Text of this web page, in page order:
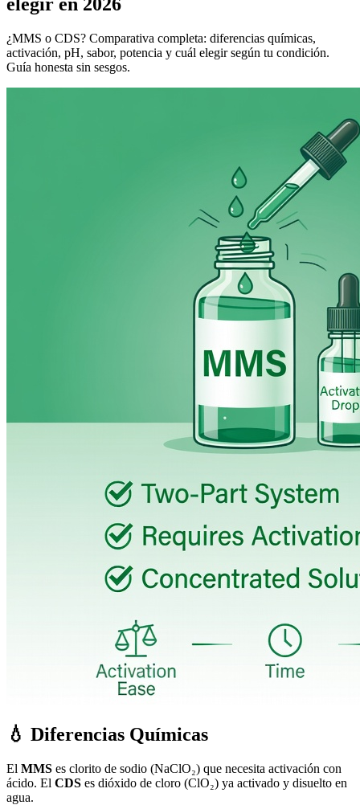
¿MMS o CDS? Comparativa completa: diferencias químicas,
activación, pH, sabor, potencia y cuál elegir según tu condición.
Guía honesta sin sesgos.
💧 Diferencias Químicas
El MMS es clorito de sodio (NaClO₂) que necesita activación con
ácido. El CDS es dióxido de cloro (ClO₂) ya activado y disuelto en
agua.